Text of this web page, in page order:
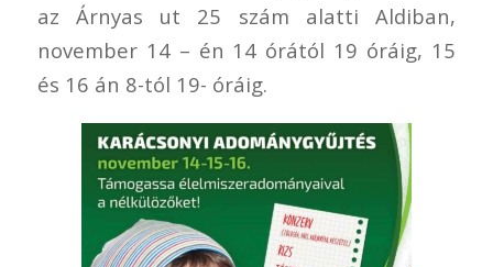
az Árnyas ut 25 szám alatti Aldiban,
november 14 – én 14 órától 19 óráig, 15
és 16 án 8-tól 19- óráig.